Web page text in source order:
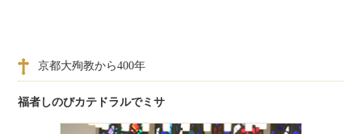
京都大殉教から400年
福者しのびカテドラルでミサ